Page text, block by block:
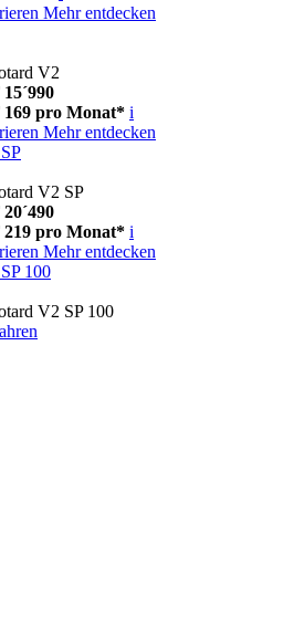
Mehr entdecken
V2
169 pro Monat* i
Mehr entdecken
V2 SP
219 pro Monat* i
Mehr entdecken
100
V2 SP 100